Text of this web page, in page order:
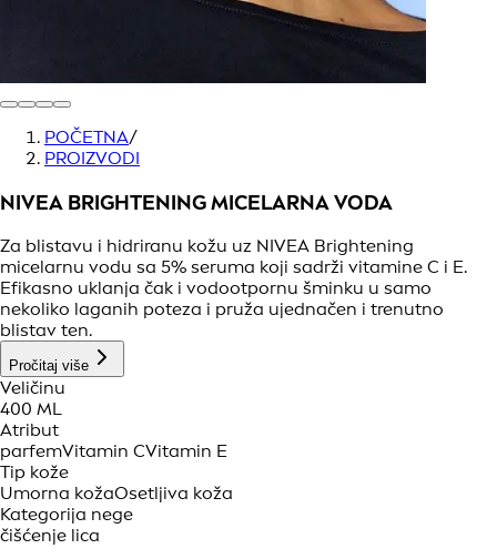
POČETNA/
PROIZVODI
NIVEA BRIGHTENING MICELARNA VODA
Za blistavu i hidriranu kožu uz NIVEA Brightening
micelarnu vodu sa 5% seruma koji sadrži vitamine C i E.
Efikasno uklanja čak i vodootpornu šminku u samo
nekoliko laganih poteza i pruža ujednačen i trenutno
blistav ten.
Pročitaj više
Veličinu
400 ML
Atribut
parfemVitamin CVitamin E
Tip kože
Umorna kožaOsetljiva koža
Kategorija nege
čišćenje lica